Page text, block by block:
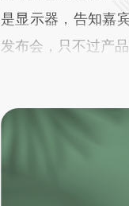
是显示器，告知嘉
发布会，只不过产品